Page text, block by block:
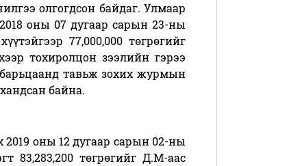
олгогдсон байдаг. Улмаар
оны 07 дугаар сарын 23-ны
77,000,000 төгрөгийг
тохиролцон зээлийн гэрээ
тавьж зохих журмын
байна.
оны 12 дугаар сарын 02-ны
83,283,200 төгрөгийг Д.М-аас